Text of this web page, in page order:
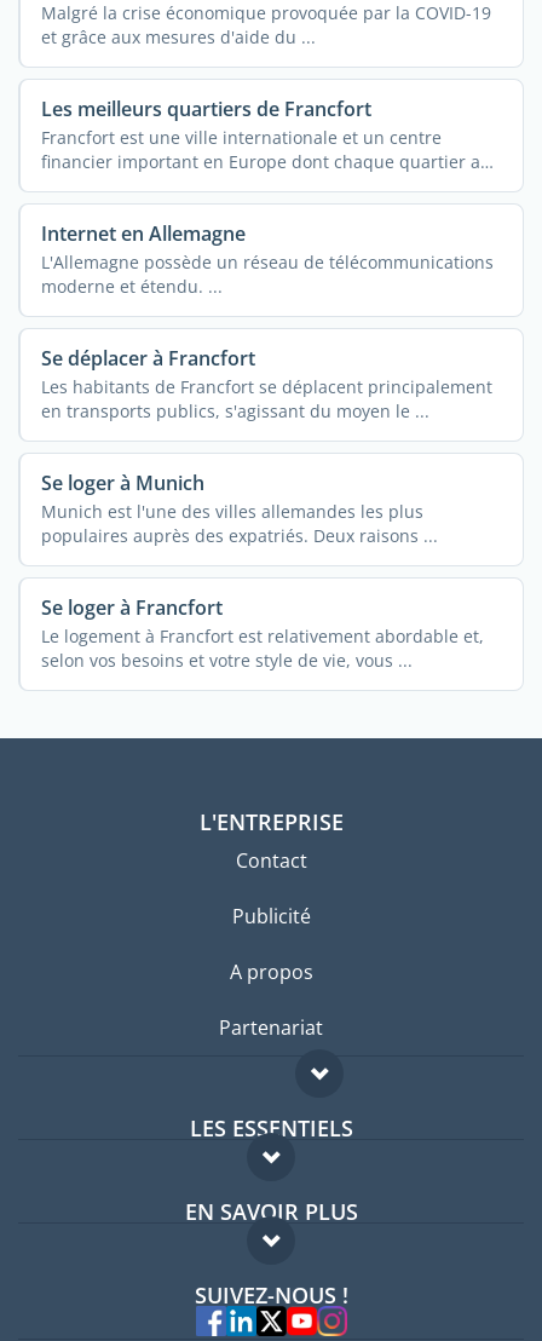
Malgré la crise économique provoquée par la COVID-19
et grâce aux mesures d'aide du ...
Les meilleurs quartiers de Francfort
Francfort est une ville internationale et un centre
financier important en Europe dont chaque quartier a
une ...
Internet en Allemagne
L'Allemagne possède un réseau de télécommunications
moderne et étendu. ...
Se déplacer à Francfort
Les habitants de Francfort se déplacent principalement
en transports publics, s'agissant du moyen le ...
Se loger à Munich
Munich est l'une des villes allemandes les plus
populaires auprès des expatriés. Deux raisons ...
Se loger à Francfort
Le logement à Francfort est relativement abordable et,
selon vos besoins et votre style de vie, vous ...
L'ENTREPRISE
Contact
Publicité
A propos
Partenariat
LES ESSENTIELS
Forum expatriés
Guides pays
EN SAVOIR PLUS
FAQ
Experts
SUIVEZ-NOUS !